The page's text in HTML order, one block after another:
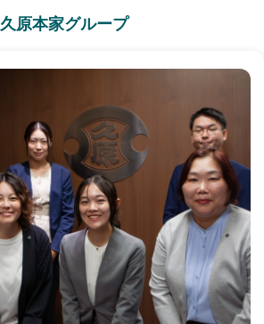
久原本家グループ